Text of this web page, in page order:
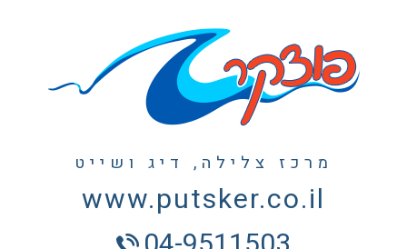
מרכז צלילה, דיג ושייט
www.putsker.co.il